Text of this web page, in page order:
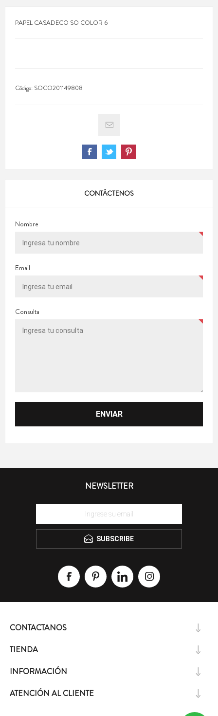
PAPEL CASADECO SO COLOR 6
Código: SOCO201149808
CONTÁCTENOS
Nombre
Email
Consulta
NEWSLETTER
SUBSCRIBE
CONTACTANOS
TIENDA
INFORMACIÓN
ATENCIÓN AL CLIENTE